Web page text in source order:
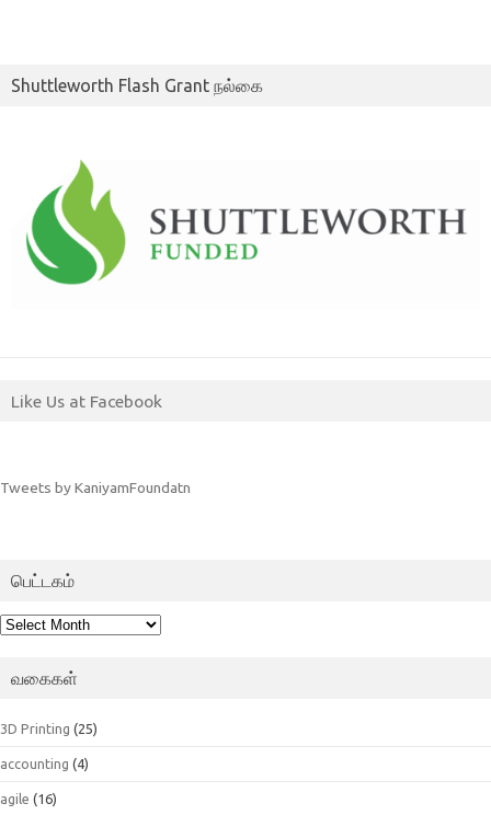
Shuttleworth Flash Grant நல்கை
Like Us at Facebook
Tweets by KaniyamFoundatn
பெட்டகம்
பெட்டகம்
வகைகள்
3D Printing (25)
accounting (4)
agile (16)